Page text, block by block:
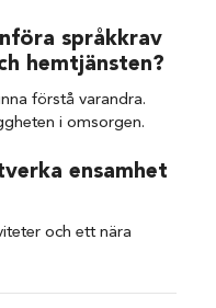
språkkrav
hemtjänsten?
förstå varandra.
i omsorgen.
ensamhet
och ett nära